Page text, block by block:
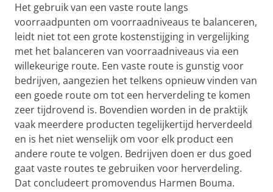
Het gebruik van een vaste route langs
voorraadpunten om voorraadniveaus te balanceren,
leidt niet tot een grote kostenstijging in vergelijking
met het balanceren van voorraadniveaus via een
willekeurige route. Een vaste route is gunstig voor
bedrijven, aangezien het telkens opnieuw vinden van
een goede route om tot een herverdeling te komen
zeer tijdrovend is. Bovendien worden in de praktijk
vaak meerdere producten tegelijkertijd herverdeeld
en is het niet wenselijk om voor elk product een
andere route te volgen. Bedrijven doen er dus goed
gaat vaste routes te gebruiken voor herverdeling.
Dat concludeert promovendus Harmen Bouma.